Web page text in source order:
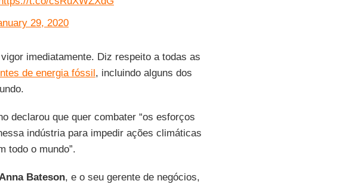
29, 2020
imediatamente. Diz respeito a todas as
de energia fóssil, incluindo alguns dos
declarou que quer combater “os esforços
indústria para impedir ações climáticas
todo o mundo”.
Bateson, e o seu gerente de negócios,